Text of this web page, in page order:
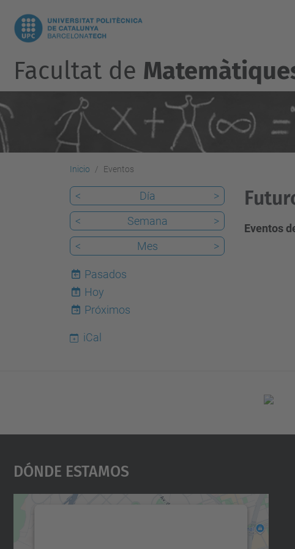
Facultat de
Inicio Eventos
Eventos
< Día
>
<
Semana
>
<
Mes >
Pasados
8
Hoy
Próximos
iCal
Dónde Estamos